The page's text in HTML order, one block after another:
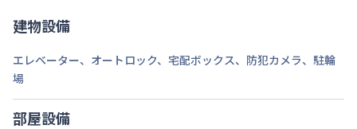
交通
阪神電鉄阪神なんば大阪難波駅徒歩8 分
建物設備
エレベーター、 オートロック、 宅配ボックス、 防犯カメラ、 駐輪
場
部屋設備